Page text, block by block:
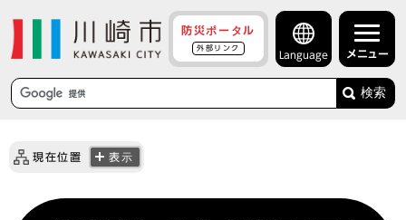
防災ポータル
外部リンク
Language メニュー
検索
現在位置 表示